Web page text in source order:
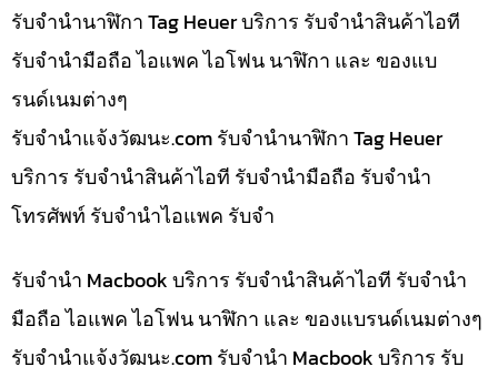
รับจำนำนาฬิกา Tag Heuer บริการ รับจำนำสินค้าไอที
รับจำนำมือถือ ไอแพค ไอโฟน นาฬิกา และ ของแบ
รนด์เนมต่างๆ
รับจํานําแจ้งวัฒนะ.com รับจำนำนาฬิกา Tag Heuer
บริการ รับจำนำสินค้าไอที รับจำนำมือถือ รับจำนำ
โทรศัพท์ รับจำนำไอแพค รับจำ
รับจำนำ Macbook บริการ รับจำนำสินค้าไอที รับจำนำ
มือถือ ไอแพค ไอโฟน นาฬิกา และ ของแบรนด์เนมต่างๆ
รับจํานําแจ้งวัฒนะ.com รับจำนำ Macbook บริการ รับ